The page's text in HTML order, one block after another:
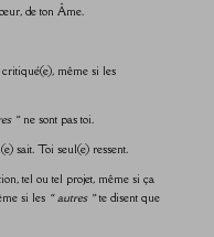
de ton Âme.
même si les
»ne sont pas toi.
sait. Toi seul(e) ressent.
tel ou tel projet, même si ça
si les « autres »te disent que